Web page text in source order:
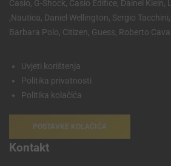
Casio, G-Shock, Casio Edifice, Dainel Klein,
,Nautica, Daniel Wellington, Sergio
Barbara Polo, Citizen, Guess, Roberto
Uvjeti korištenja
Politika privatnosti
Politika kolačića
POSTAVKE KOLAČIĆA
Kontakt